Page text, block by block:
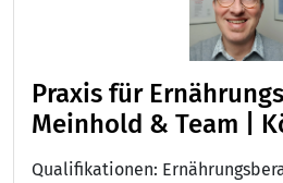
Praxis für
Meinhold & Team |